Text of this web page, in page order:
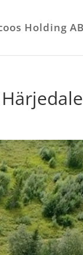
Holding AB